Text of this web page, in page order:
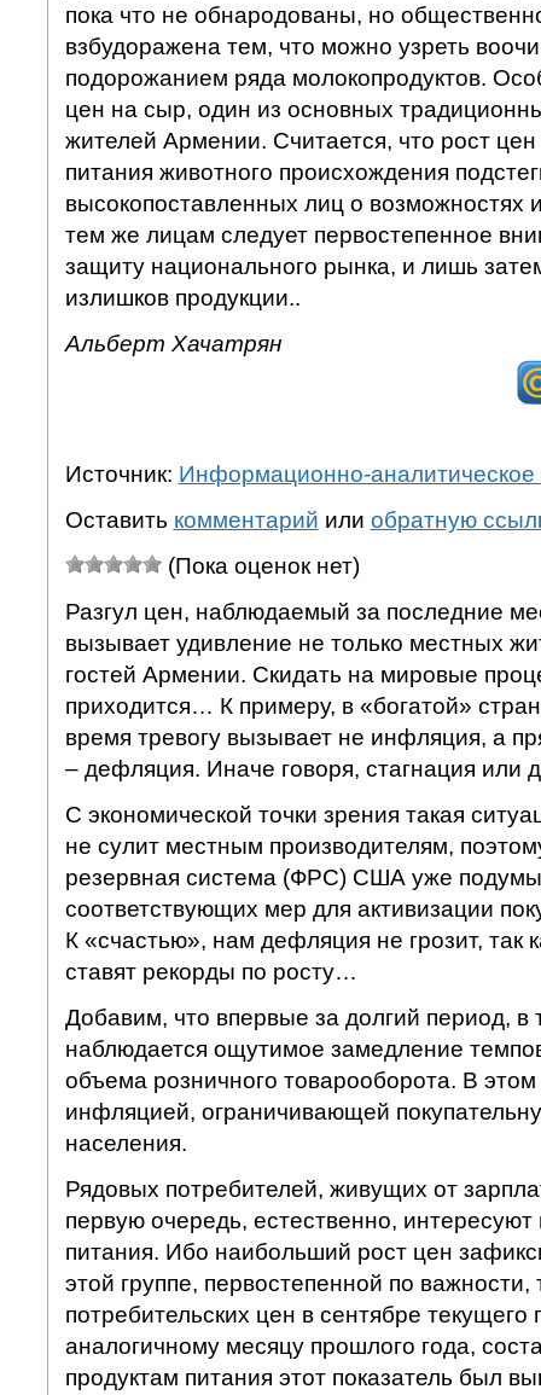
пока что не обнародованы, но
взбудоражена тем, что можно узреть
подорожанием ряда молокопродуктов.
цен на сыр, один из основных
жителей Армении. Считается, что рост цен
питания животного происхождения
высокопоставленных лиц о возможностях
тем же лицам следует первостепенное
защиту национального рынка, и лишь
излишков продукции..
Альберт Хачатрян
Источник: Информационно-аналитическое
Оставить комментарий или обратную
(Пока оценок нет)
Разгул цен, наблюдаемый за последние
вызывает удивление не только местных
гостей Армении. Скидать на мировые
приходится… К примеру, в «богатой»
время тревогу вызывает не инфляция, а
– дефляция. Иначе говоря, стагнация или
С экономической точки зрения такая
не сулит местным производителям,
резервная система (ФРС) США уже
соответствующих мер для активизации
К «счастью», нам дефляция не грозит, так
ставят рекорды по росту…
Добавим, что впервые за долгий период, в
наблюдается ощутимое замедление
объема розничного товарооборота. В
инфляцией, ограничивающей
населения.
Рядовых потребителей, живущих от
первую очередь, естественно,
питания. Ибо наибольший рост цен
этой группе, первостепенной по
потребительских цен в сентябре
аналогичному месяцу прошлого года,
продуктам питания этот показатель был